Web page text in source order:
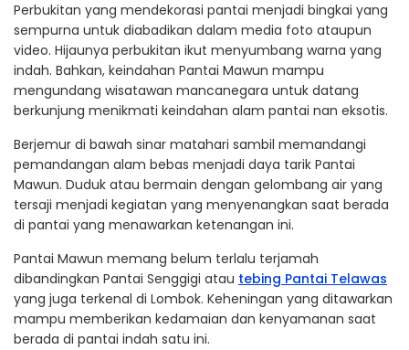
Perbukitan yang mendekorasi pantai menjadi bingkai yang
sempurna untuk diabadikan dalam media foto ataupun
video. Hijaunya perbukitan ikut menyumbang warna yang
indah. Bahkan, keindahan Pantai Mawun mampu
mengundang wisatawan mancanegara untuk datang
berkunjung menikmati keindahan alam pantai nan eksotis.
Berjemur di bawah sinar matahari sambil memandangi
pemandangan alam bebas menjadi daya tarik Pantai
Mawun. Duduk atau bermain dengan gelombang air yang
tersaji menjadi kegiatan yang menyenangkan saat berada
di pantai yang menawarkan ketenangan ini.
Pantai Mawun memang belum terlalu terjamah
dibandingkan Pantai Senggigi atau tebing Pantai Telawas
yang juga terkenal di Lombok. Keheningan yang ditawarkan
mampu memberikan kedamaian dan kenyamanan saat
berada di pantai indah satu ini.